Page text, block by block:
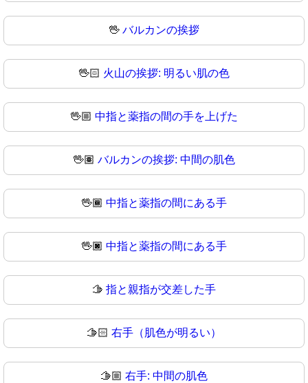
🖖 バルカンの挨拶
🖖🏻 火山の挨拶: 明るい肌の色
🖖🏼 中指と薬指の間の手を上げた
🖖🏽 バルカンの挨拶: 中間の肌色
🖖🏾 中指と薬指の間にある手
🖖🏿 中指と薬指の間にある手
🫱 指と親指が交差した手
🫱🏻 右手（肌色が明るい）
🫱🏼 右手: 中間の肌色